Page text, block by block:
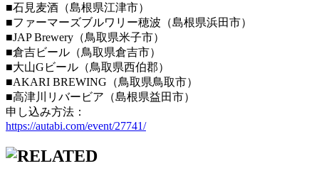
■石見麦酒（島根県江津市）
■ファーマーズブルワリー穂波（島根県浜田市）
■JAP Brewery（鳥取県米子市）
■倉吉ビール（鳥取県倉吉市）
■大山Gビール（鳥取県西伯郡）
■AKARI BREWING（鳥取県鳥取市）
■高津川リバービア（島根県益田市）
申し込み方法：
https://autabi.com/event/27741/